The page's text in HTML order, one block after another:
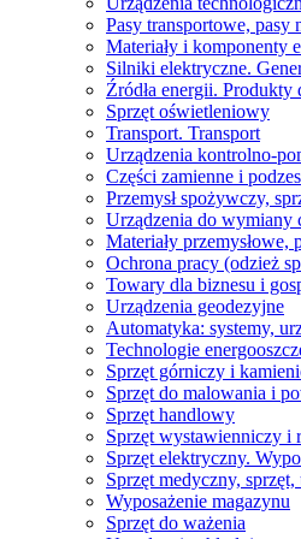
Pasy transportowe, pasy
Materiały i komponenty
Silniki elektryczne.
Źródła energii.
Sprzęt oświetleniowy
Transport. Transport
Urządzenia kontrolno-
Części zamienne i
Przemysł spożywczy,
Urządzenia do wymiany
Materiały przemysłowe,
Ochrona pracy (odzież
Towary dla biznesu i
Urządzenia geodezyjne
Automatyka: systemy,
Technologie
Sprzęt górniczy i
Sprzęt do malowania i
Sprzęt handlowy
Sprzęt wystawienniczy i
Sprzęt elektryczny.
Sprzęt medyczny, sprzęt,
Wyposażenie magazynu
Sprzęt do ważenia